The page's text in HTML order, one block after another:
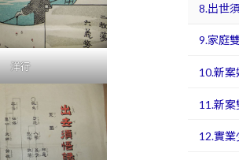
洋行
8.出世
9.家庭
10.新
11.新
12.實